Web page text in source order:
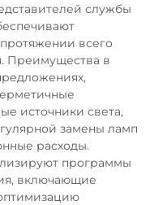
службы
всего
Преимущества в
источники света,
замены ламп
расходы.
программы
включающие